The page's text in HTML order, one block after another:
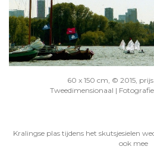
60 x 150 cm, © 2015,
Tweedimensionaal |
Kralingse plas tijdens het skutsjesielen
ook mee